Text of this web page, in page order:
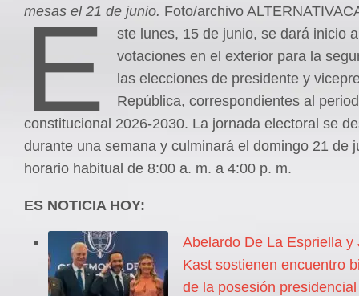
mesas el 21 de junio. Foto/archivo
E
ste lunes, 15 de junio, se dará inicio
votaciones en el exterior para la
las elecciones de presidente y
República, correspondientes al
constitucional 2026-2030. La jornada electoral se
durante una semana y culminará el domingo 21 de
horario habitual de 8:00 a. m. a 4:00 p. m.
ES NOTICIA HOY:
Abelardo De La Espriella y
Kast sostienen encuentro
de la posesión presidencial